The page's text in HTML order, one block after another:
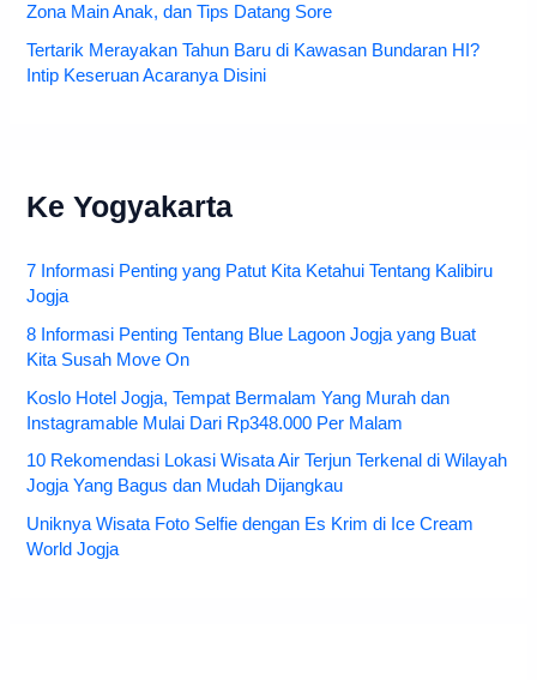
Zona Main Anak, dan Tips Datang Sore
Tertarik Merayakan Tahun Baru di Kawasan Bundaran HI?
Intip Keseruan Acaranya Disini
Ke Yogyakarta
7 Informasi Penting yang Patut Kita Ketahui Tentang Kalibiru
Jogja
8 Informasi Penting Tentang Blue Lagoon Jogja yang Buat
Kita Susah Move On
Koslo Hotel Jogja, Tempat Bermalam Yang Murah dan
Instagramable Mulai Dari Rp348.000 Per Malam
10 Rekomendasi Lokasi Wisata Air Terjun Terkenal di Wilayah
Jogja Yang Bagus dan Mudah Dijangkau
Uniknya Wisata Foto Selfie dengan Es Krim di Ice Cream
World Jogja